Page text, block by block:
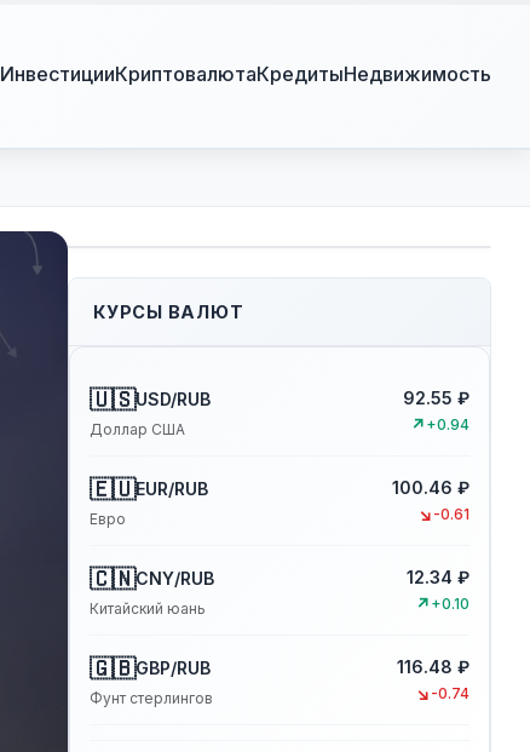
ИнвестицииКриптовалютаКредитыНедвижимость
КУРСЫ ВАЛЮТ
🇺🇸USD/RUB
Доллар США
92.55 ₽
↗ +0.94
🇪🇺EUR/RUB
Евро
100.46 ₽
↘ -0.61
🇨🇳CNY/RUB
Китайский юань
12.34 ₽
↗ +0.10
🇬🇧GBP/RUB
Фунт стерлингов
116.48 ₽
↘ -0.74